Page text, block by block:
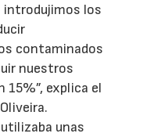
introdujimos los
contaminados
nuestros
explica el
unas